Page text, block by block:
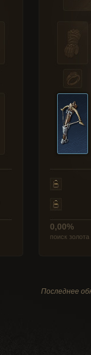
0,00%
поиск золота
Последнее